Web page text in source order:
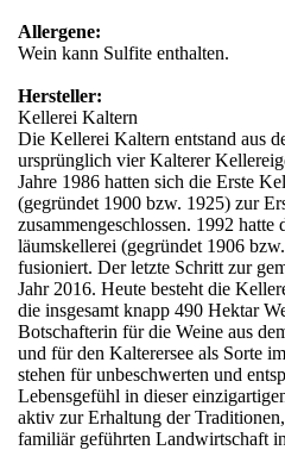
Allergene:
Wein kann Sulfite enthalten.
Hersteller:
Kellerei Kaltern
Die Kellerei Kaltern entstand aus
ursprünglich vier Kalterer
Jahre 1986 hatten sich die Erste
(gegründet 1900 bzw. 1925) zur
zusammengeschlossen. 1992
läumskellerei (gegründet 1906
fusioniert. Der letzte Schritt zur
Jahr 2016. Heute besteht die
die insgesamt knapp 490 Hektar
Botschafterin für die Weine aus
und für den Kalterersee als Sorte
stehen für unbeschwerten und
Lebensgefühl in dieser
aktiv zur Erhaltung der
familiär geführten Landwirtschaft